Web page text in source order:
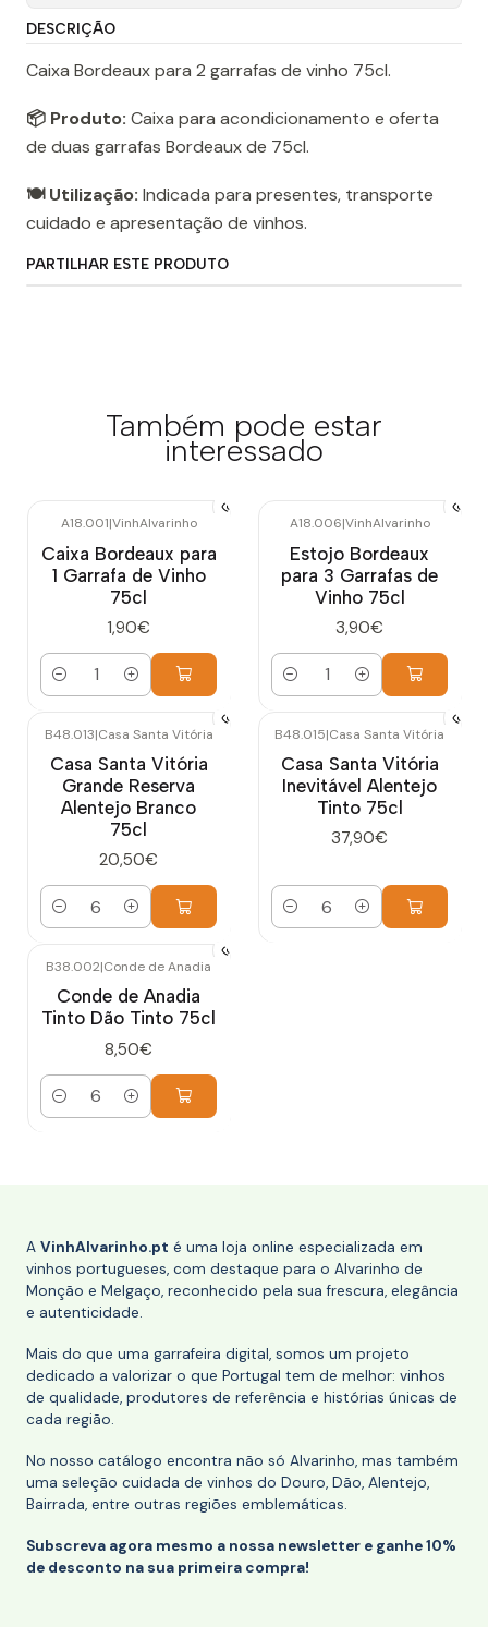
DESCRIÇÃO
Caixa Bordeaux para 2 garrafas de vinho 75cl.
📦 Produto: Caixa para acondicionamento e oferta
de duas garrafas Bordeaux de 75cl.
🍽️ Utilização: Indicada para presentes, transporte
cuidado e apresentação de vinhos.
PARTILHAR ESTE PRODUTO
Também pode estar
interessado
A18.001|VinhAlvarinho
Caixa Bordeaux para
1 Garrafa de Vinho
75cl
1,90€
Quantidade
A18.006|VinhAlvarinho
Estojo Bordeaux
para 3 Garrafas de
Vinho 75cl
3,90€
Quantidade
B48.013|Casa Santa Vitória
Casa Santa Vitória
Grande Reserva
Alentejo Branco
75cl
20,50€
Quantidade
B48.015|Casa Santa Vitória
Casa Santa Vitória
Inevitável Alentejo
Tinto 75cl
37,90€
Quantidade
B38.002|Conde de Anadia
Conde de Anadia
Tinto Dão Tinto 75cl
8,50€
Quantidade
A VinhAlvarinho.pt é uma loja online especializada em
vinhos portugueses, com destaque para o Alvarinho de
Monção e Melgaço, reconhecido pela sua frescura, elegância
e autenticidade.
Mais do que uma garrafeira digital, somos um projeto
dedicado a valorizar o que Portugal tem de melhor: vinhos
de qualidade, produtores de referência e histórias únicas de
cada região.
No nosso catálogo encontra não só Alvarinho, mas também
uma seleção cuidada de vinhos do Douro, Dão, Alentejo,
Bairrada, entre outras regiões emblemáticas.
Subscreva agora mesmo a nossa newsletter e ganhe 10%
de desconto na sua primeira compra!